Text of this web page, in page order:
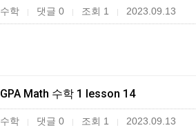
수학 | 댓글 0 | 조회 1 | 2023.09.13
GPA Math 수학 1 lesson 14
수학 | 댓글 0 | 조회 1 | 2023.09.13